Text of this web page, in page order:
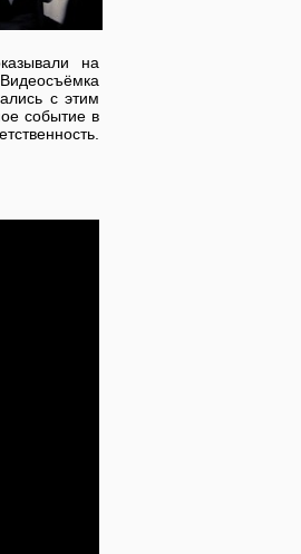
на
с этим
событие в